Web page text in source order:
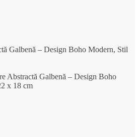
Galbenă – Design Boho Modern, Stil
Abstractă Galbenă – Design Boho
x 18 cm